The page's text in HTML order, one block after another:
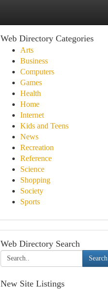
Web Directory Categories
Arts
Business
Computers
Games
Health
Home
Internet
Kids and Teens
News
Recreation
Reference
Science
Shopping
Society
Sports
Web Directory Search
Search
New Site Listings